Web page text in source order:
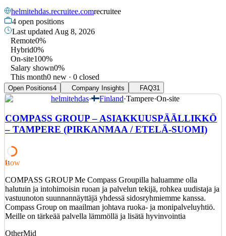
helmitehdas.recruitee.comrecruitee
4 open positions
Last updated Aug 8, 2026
Remote0%
Hybrid0%
On-site100%
Salary shown0%
This month0 new · 0 closed
Open Positions4 Company Insights FAQ31
helmitehdas· Finland·Tampere·On-site
COMPASS GROUP – ASIAKKUUSPÄÄLLIKKÖ
– TAMPERE (PIRKANMAA / ETELÄ-SUOMI)
51
Low
COMPASS GROUP Me Compass Groupilla haluamme olla
halutuin ja intohimoisin ruoan ja palvelun tekijä, rohkea uudistaja ja
vastuunoton suunnannäyttäjä yhdessä sidosryhmiemme kanssa.
Compass Group on maailman johtava ruoka- ja monipalveluyhtiö.
Meille on tärkeää palvella lämmöllä ja lisätä hyvinvointia
OtherMid